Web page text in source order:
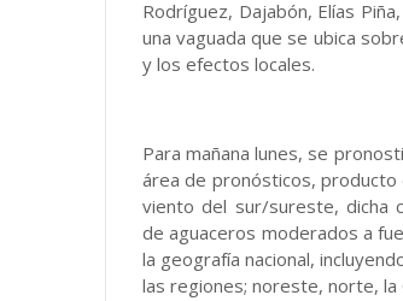
Rodríguez, Dajabón, Elías
una vaguada que se ubica
y los efectos locales.
Para mañana lunes, se
área de pronósticos, producto
viento del sur/sureste, dicha
de aguaceros moderados a
la geografía nacional,
las regiones; noreste, norte, la